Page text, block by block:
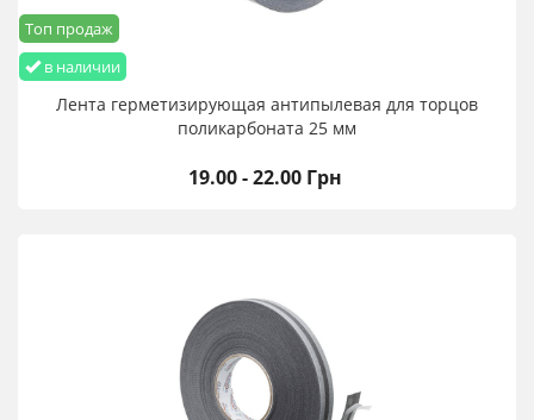
в наличии
Топ продаж
Лента герметизирующая антипылевая для торцов
поликарбоната 25 мм
19.00 - 22.00 Грн